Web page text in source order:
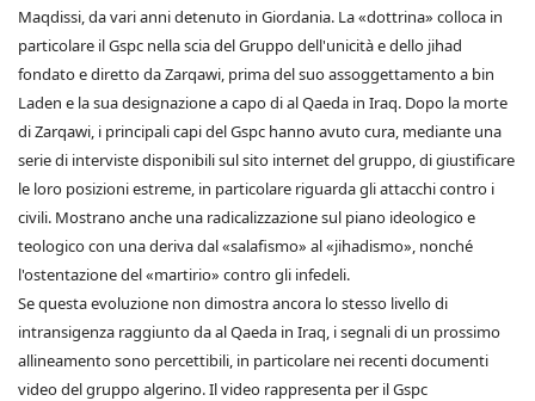
Maqdissi, da vari anni detenuto in Giordania. La «dottrina» colloca in
particolare il Gspc nella scia del Gruppo dell'unicità e dello jihad
fondato e diretto da Zarqawi, prima del suo assoggettamento a bin
Laden e la sua designazione a capo di al Qaeda in Iraq. Dopo la morte
di Zarqawi, i principali capi del Gspc hanno avuto cura, mediante una
serie di interviste disponibili sul sito internet del gruppo, di giustificare
le loro posizioni estreme, in particolare riguarda gli attacchi contro i
civili. Mostrano anche una radicalizzazione sul piano ideologico e
teologico con una deriva dal «salafismo» al «jihadismo», nonché
l'ostentazione del «martirio» contro gli infedeli.
Se questa evoluzione non dimostra ancora lo stesso livello di
intransigenza raggiunto da al Qaeda in Iraq, i segnali di un prossimo
allineamento sono percettibili, in particolare nei recenti documenti
video del gruppo algerino. Il video rappresenta per il Gspc